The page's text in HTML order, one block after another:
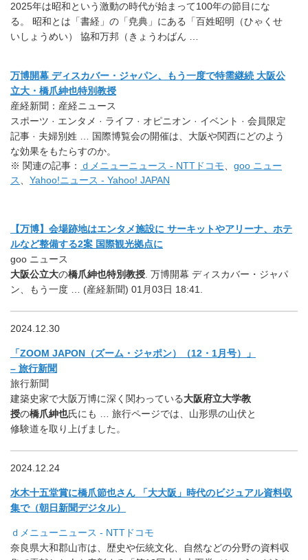
2025年は昭和という激動の時代が始まって100年の節目にな
る。 昭和とは「書経」の「尭典」にある「百姓昭明（ひゃくせ
いしょうめい） 協和万邦（きょうわばん …
万博開幕 ディスカバー・ジャパン、もう一度で特需継続 大阪公
立大・橋爪紳也特別教授
産経新聞：産経ニュース
スポーツ · エンタメ · ライフ · オピニオン · イベント · 会員限定
記事 · 夫婦別姓 … 国際博覧会の開催は、大阪や関西にどのよう
な効果をもたらすのか。
※ 関連の記事：
ｄメニューニュース - NTTドコモ
goo ニュー
ス
Yahoo!ニュース - Yahoo! JAPAN
【万博】会場跡地はエンタメ施設に サーキットやアリーナ、ホテ
ルなど整備する2案 国際観光拠点に
goo ニュース
大阪公立大の橋爪紳也特別教授 . 万博開幕 ディスカバー・ジャパ
ン、もう一度 … (産経新聞) 01月03日 18:41.
2024.12.30
「ZOOM JAPON（ズーム・ジャポン）（12・1月号）」
– 旅行新聞
旅行新聞
建築史家で大阪万博に深く関わっている大阪府立大学教
授の橋爪紳也氏にも … 旅行ページでは、山形県の山伏と
修験道を取り上げました。
2024.12.24
水木十五堂賞に橋爪節也さん 「大大阪」時代のビジュアル資料収
集で（朝日新聞デジタル）
ｄメニューニュース - NTTドコモ
奈良県大和郡山市は、歴史や伝統文化、
自然などの分野の資料収